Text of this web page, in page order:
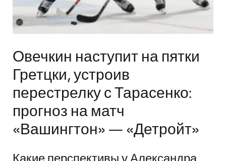
Овечкин наступит на пятки
Гретцки, устроив
перестрелку с Тарасенко:
прогноз на матч
«Вашингтон» — «Детройт»